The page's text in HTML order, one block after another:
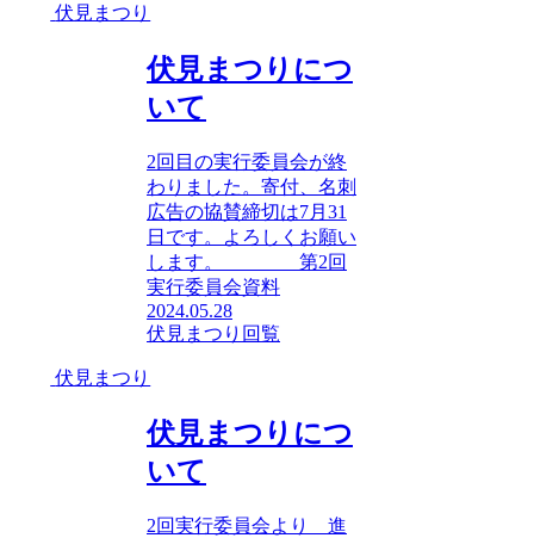
伏見まつり
伏見まつりにつ
いて
2回目の実行委員会が終
わりました。寄付、名刺
広告の協賛締切は7月31
日です。よろしくお願い
します。 第2回
実行委員会資料
2024.05.28
伏見まつり 回覧
伏見まつり
伏見まつりにつ
いて
2回実行委員会より 進